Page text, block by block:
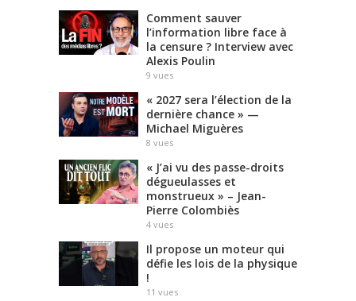
Comment sauver
l’information libre face à
la censure ? Interview avec
Alexis Poulin
9 vues
« 2027 sera l’élection de la
dernière chance » —
Michael Miguères
8 vues
« J’ai vu des passe-droits
dégueulasses et
monstrueux » – Jean-
Pierre Colombiès
4 vues
Il propose un moteur qui
défie les lois de la physique
!
11 vues